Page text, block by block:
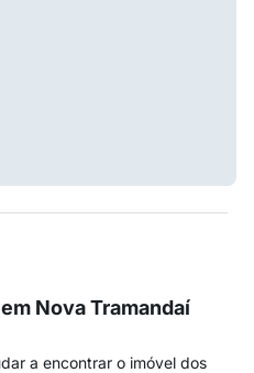
Nova Tramandaí
a encontrar o imóvel dos